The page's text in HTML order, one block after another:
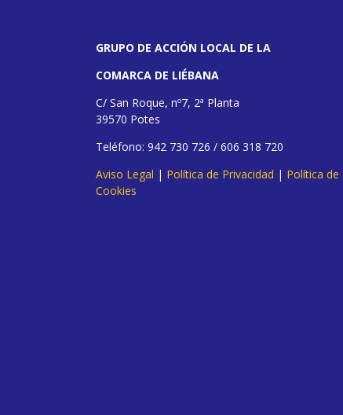
GRUPO DE ACCIÓN LOCAL DE LA
COMARCA DE LIÉBANA
C/ San Roque, nº7, 2ª Planta
39570 Potes
Teléfono: 942 730 726 / 606 318 720
Aviso Legal | Política de Privacidad | Política de
Cookies